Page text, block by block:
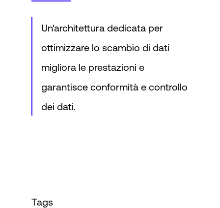
Un'architettura dedicata per
ottimizzare lo scambio di dati
migliora le prestazioni e
garantisce conformità e controllo
dei dati.
Tags